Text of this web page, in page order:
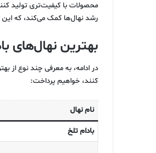
محصولات با کیفیت‌تری تولید
رشد نهال‌ها کمک می‌کند، که این
بهترین نهال‌های
در ادامه، به معرفی چند نوع از
کنند، خواهیم پرداخت:
نام نهال
بادام تلخ